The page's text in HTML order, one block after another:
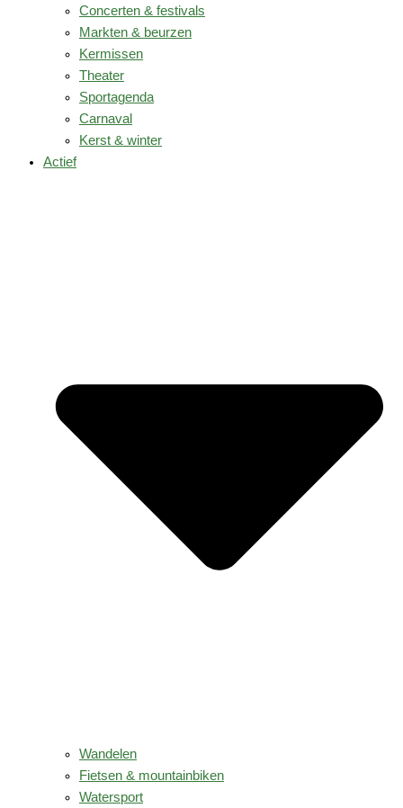
Concerten & festivals
Markten & beurzen
Kermissen
Theater
Sportagenda
Carnaval
Kerst & winter
Actief
Wandelen
Fietsen & mountainbiken
Watersport